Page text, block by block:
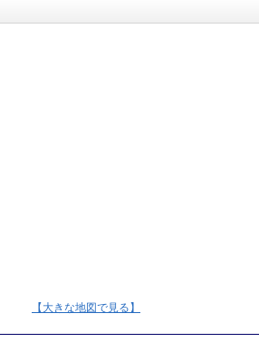
【大きな地図で見る】